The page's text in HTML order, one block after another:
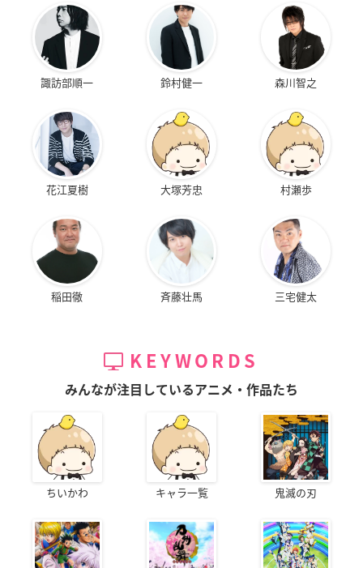
諏訪部順一 鈴村健一 森川智之
花江夏樹 大塚芳忠 村瀬歩
稲田徹 斉藤壮馬 三宅健太
KEYWORDS
みんなが注目しているアニメ・作品たち
ちいかわ キャラ一覧 鬼滅の刃